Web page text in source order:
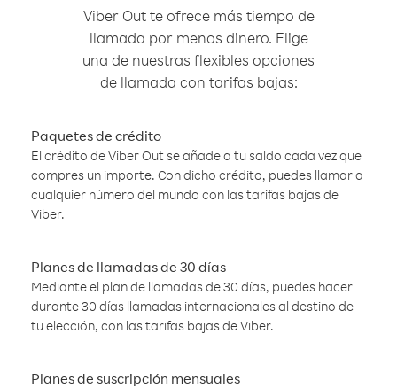
Viber Out te ofrece más tiempo de
llamada por menos dinero. Elige
una de nuestras flexibles opciones
de llamada con tarifas bajas:
Paquetes de crédito
El crédito de Viber Out se añade a tu saldo cada vez que
compres un importe. Con dicho crédito, puedes llamar a
cualquier número del mundo con las tarifas bajas de
Viber.
Planes de llamadas de 30 días
Mediante el plan de llamadas de 30 días, puedes hacer
durante 30 días llamadas internacionales al destino de
tu elección, con las tarifas bajas de Viber.
Planes de suscripción mensuales